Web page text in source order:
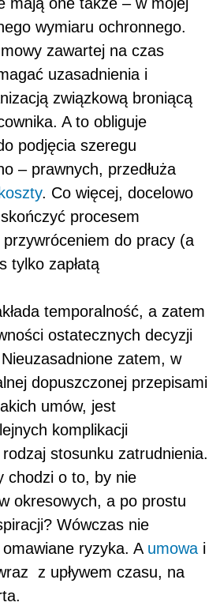
wymiaru ochronnego.
zawartej na czas
uzasadnienia i
związkową broniącą
A to obliguje
podjęcia szeregu
– prawnych, przedłuża
koszty. Co więcej, docelowo
procesem
do pracy (a
tylko zapłatą
temporalność, a zatem
ostatecznych decyzji
zatem, w
dopuszczonej przepisami
umów, jest
komplikacji
stosunku zatrudnienia.
chodzi o to, by nie
okresowych, a po prostu
Wówczas nie
ryzyka. A umowa i
z upływem czasu, na